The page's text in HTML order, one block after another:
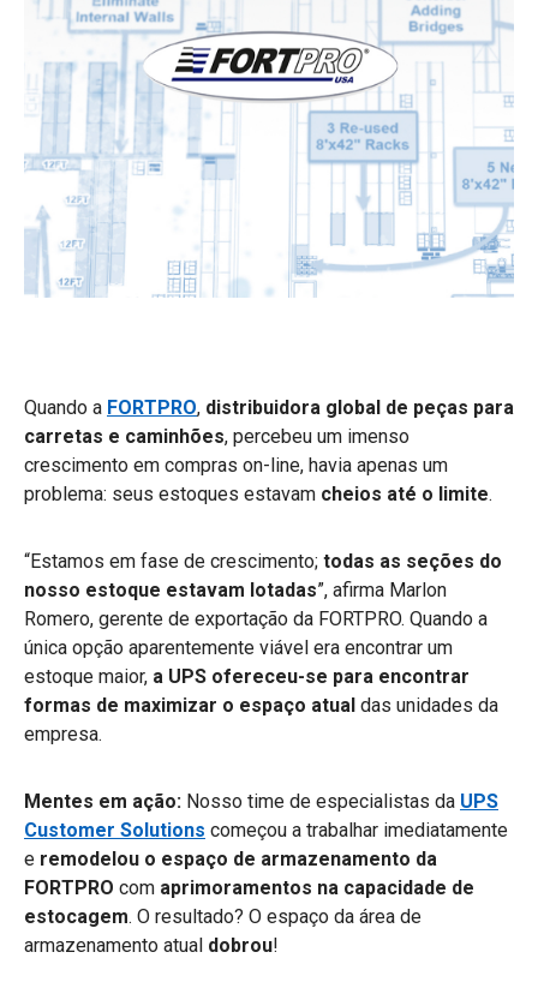
Quando a FORTPRO, distribuidora global de peças para
carretas e caminhões, percebeu um imenso
crescimento em compras on-line, havia apenas um
problema: seus estoques estavam cheios até o limite.
“Estamos em fase de crescimento; todas as seções do
nosso estoque estavam lotadas”, afirma Marlon
Romero, gerente de exportação da FORTPRO. Quando a
única opção aparentemente viável era encontrar um
estoque maior, a UPS ofereceu-se para encontrar
formas de maximizar o espaço atual das unidades da
empresa.
Mentes em ação: Nosso time de especialistas da UPS
Customer Solutions começou a trabalhar imediatamente
e remodelou o espaço de armazenamento da
FORTPRO com aprimoramentos na capacidade de
estocagem. O resultado? O espaço da área de
armazenamento atual dobrou!